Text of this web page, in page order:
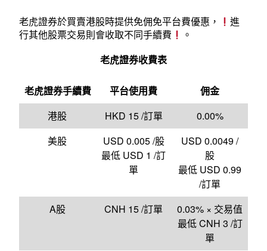
老虎證券於買賣港股時提供免佣免平台費優惠，
進
行其他股票交易則會收取不同手續費
。
老虎證券收費表
老虎證券手續費 平台使用費
佣金
港股
HKD 15 /訂單
0.00%
美股
USD 0.005 /股
最低 USD 1 /訂
單
USD 0.0049 /
股
最低 USD 0.99
/訂單
A股
CNH 15 /訂單
0.03% × 交易值
最低 CNH 3 /訂
單